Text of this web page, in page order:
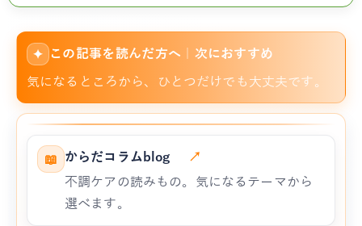
✦ この記事を読んだ方へ｜次におすすめ
気になるところから、ひとつだけでも大丈夫です。
📖 からだコラムblog
↗
不調ケアの読みもの。気になるテーマから
選べます。